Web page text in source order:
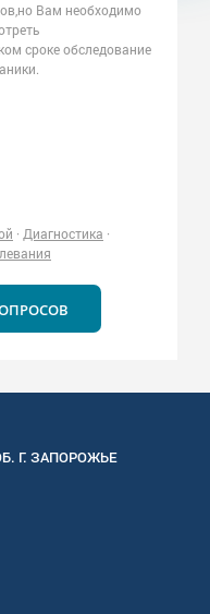
Вам необходимо
сроке обследование
· Диагностика ·
Г. ЗАПОРОЖЬЕ